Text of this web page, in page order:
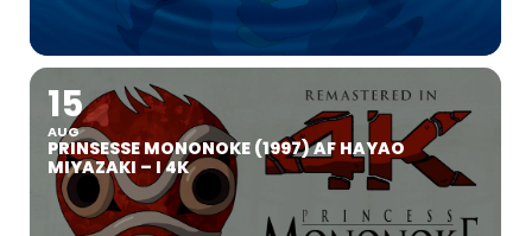
15
AUG
PRINSESSE MONONOKE (1997) AF HAYAO
MIYAZAKI – I 4K